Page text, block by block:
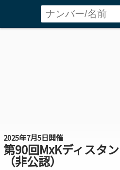
2025年7月5日開催
第90回MxKディスタ
（非公認）